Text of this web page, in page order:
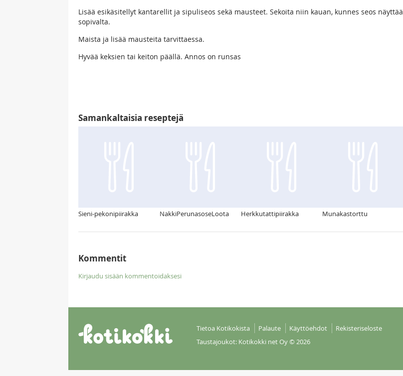
Lisää esikäsitellyt kantarellit ja sipuliseos sekä mausteet. Sekoita niin kauan, kunnes seos näyttää
sopivalta.
Maista ja lisää mausteita tarvittaessa.
Hyvää keksien tai keiton päällä. Annos on runsas
Samankaltaisia reseptejä
Sieni-pekonipiirakka NakkiPerunasoseLoota Herkkutattipiirakka Munakastorttu
Kommentit
Kirjaudu sisään kommentoidaksesi
Tietoa Kotikokista Palaute Käyttöehdot
Rekisteriseloste
Taustajoukot: Kotikokki net Oy© 2026